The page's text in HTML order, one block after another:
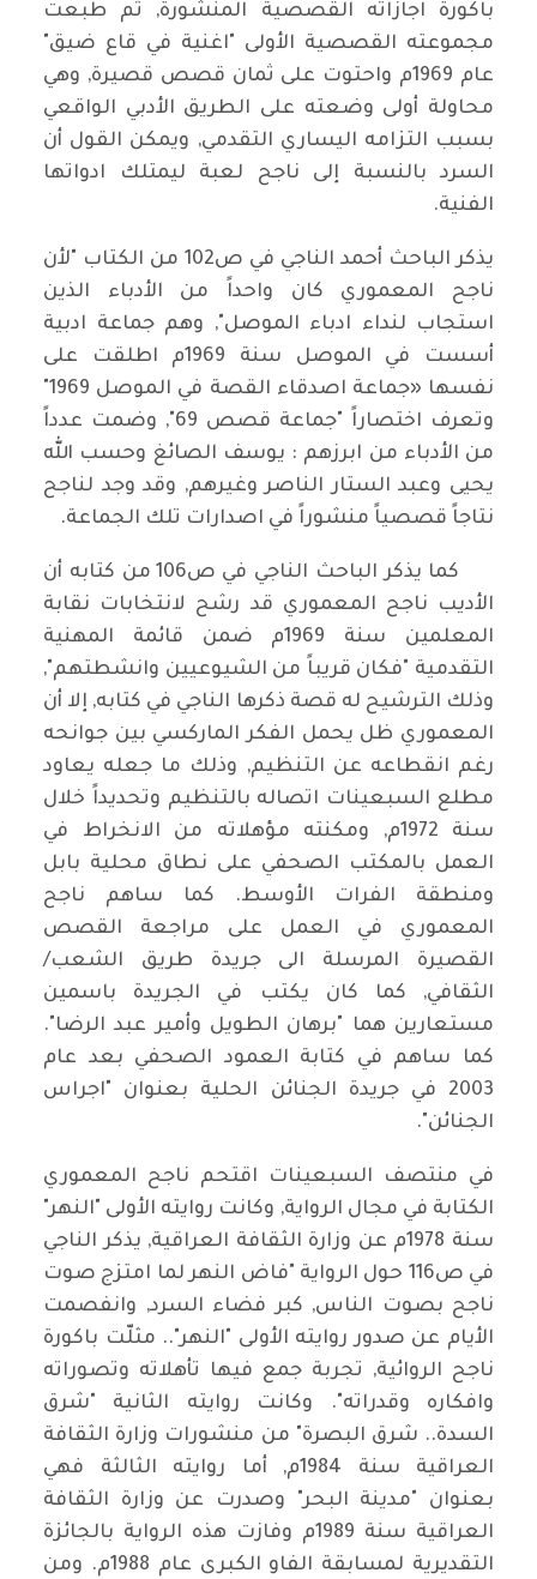
باكورة اجازاته القصصية المنشورة, ثم طبعت
مجموعته القصصية الأولى "اغنية في قاع ضيق"
عام 1969م واحتوت على ثمان قصص قصيرة, وهي
محاولة أولى وضعته على الطريق الأدبي الواقعي
بسبب التزامه اليساري التقدمي, ويمكن القول أن
السرد بالنسبة إلى ناجح لعبة ليمتلك ادواتها
الفنية.
يذكر الباحث أحمد الناجي في ص102 من الكتاب "لأن
ناجح المعموري كان واحداً من الأدباء الذين
استجاب لنداء ادباء الموصل", وهم جماعة ادبية
أسست في الموصل سنة 1969م اطلقت على
وتعرف اختصاراً "جماعة قصص 69", وضمت عدداً
من الأدباء من ابرزهم : يوسف الصائغ وحسب الله
يحيى وعبد الستار الناصر وغيرهم, وقد وجد لناجح
نتاجاً قصصياً منشوراً في اصدارات تلك الجماعة.
كما يذكر الباحث الناجي في ص106 من كتابه أن
الأديب ناجح المعموري قد رشح لانتخابات نقابة
المعلمين سنة 1969م ضمن قائمة المهنية
التقدمية "فكان قريباً من الشيوعيين وانشطتهم",
وذلك الترشيح له قصة ذكرها الناجي في كتابه, إلا أن
المعموري ظل يحمل الفكر الماركسي بين جوانحه
رغم انقطاعه عن التنظيم, وذلك ما جعله يعاود
مطلع السبعينات اتصاله بالتنظيم وتحديداً خلال
سنة 1972م, ومكنته مؤهلاته من الانخراط في
العمل بالمكتب الصحفي على نطاق محلية بابل
ومنطقة الفرات الأوسط. كما ساهم ناجح
المعموري في العمل على مراجعة القصص
القصيرة المرسلة الى جريدة طريق الشعب/
الثقافي, كما كان يكتب في الجريدة باسمين
مستعارين هما "برهان الطويل وأمير عبد الرضا".
كما ساهم في كتابة العمود الصحفي بعد عام
2003 في جريدة الجنائن الحلية بعنوان "اجراس
الجنائن".
في منتصف السبعينات اقتحم ناجح المعموري
الكتابة في مجال الرواية, وكانت روايته الأولى "النهر"
سنة 1978م عن وزارة الثقافة العراقية, يذكر الناجي
في ص116 حول الرواية "فاض النهر لما امتزج صوت
ناجح بصوت الناس, كبر فضاء السرد, وانفصمت
الأيام عن صدور روايته الأولى "النهر".. مثلّت باكورة
ناجح الروائية, تجربة جمع فيها تأهلاته وتصوراته
وافكاره وقدراته". وكانت روايته الثانية "شرق
السدة.. شرق البصرة" من منشورات وزارة الثقافة
العراقية سنة 1984م, أما روايته الثالثة فهي
بعنوان "مدينة البحر" وصدرت عن وزارة الثقافة
العراقية سنة 1989م وفازت هذه الرواية بالجائزة
التقديرية لمسابقة الفاو الكبرى عام 1988م. ومن